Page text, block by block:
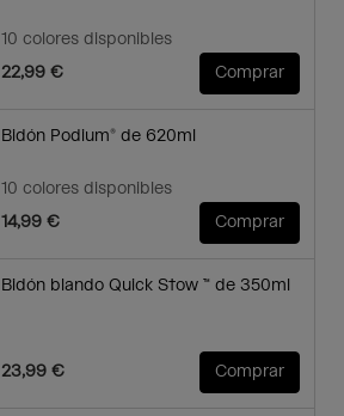
10 colores disponibles
22,99 €
Comprar
Bidón Podium® de 620ml
10 colores disponibles
14,99 €
Comprar
Bidón blando Quick Stow ™ de 350ml
23,99 € Comprar